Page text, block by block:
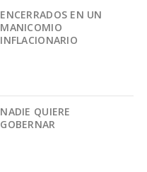
ENCERRADOS EN UN
MANICOMIO
INFLACIONARIO
NADIE QUIERE
GOBERNAR